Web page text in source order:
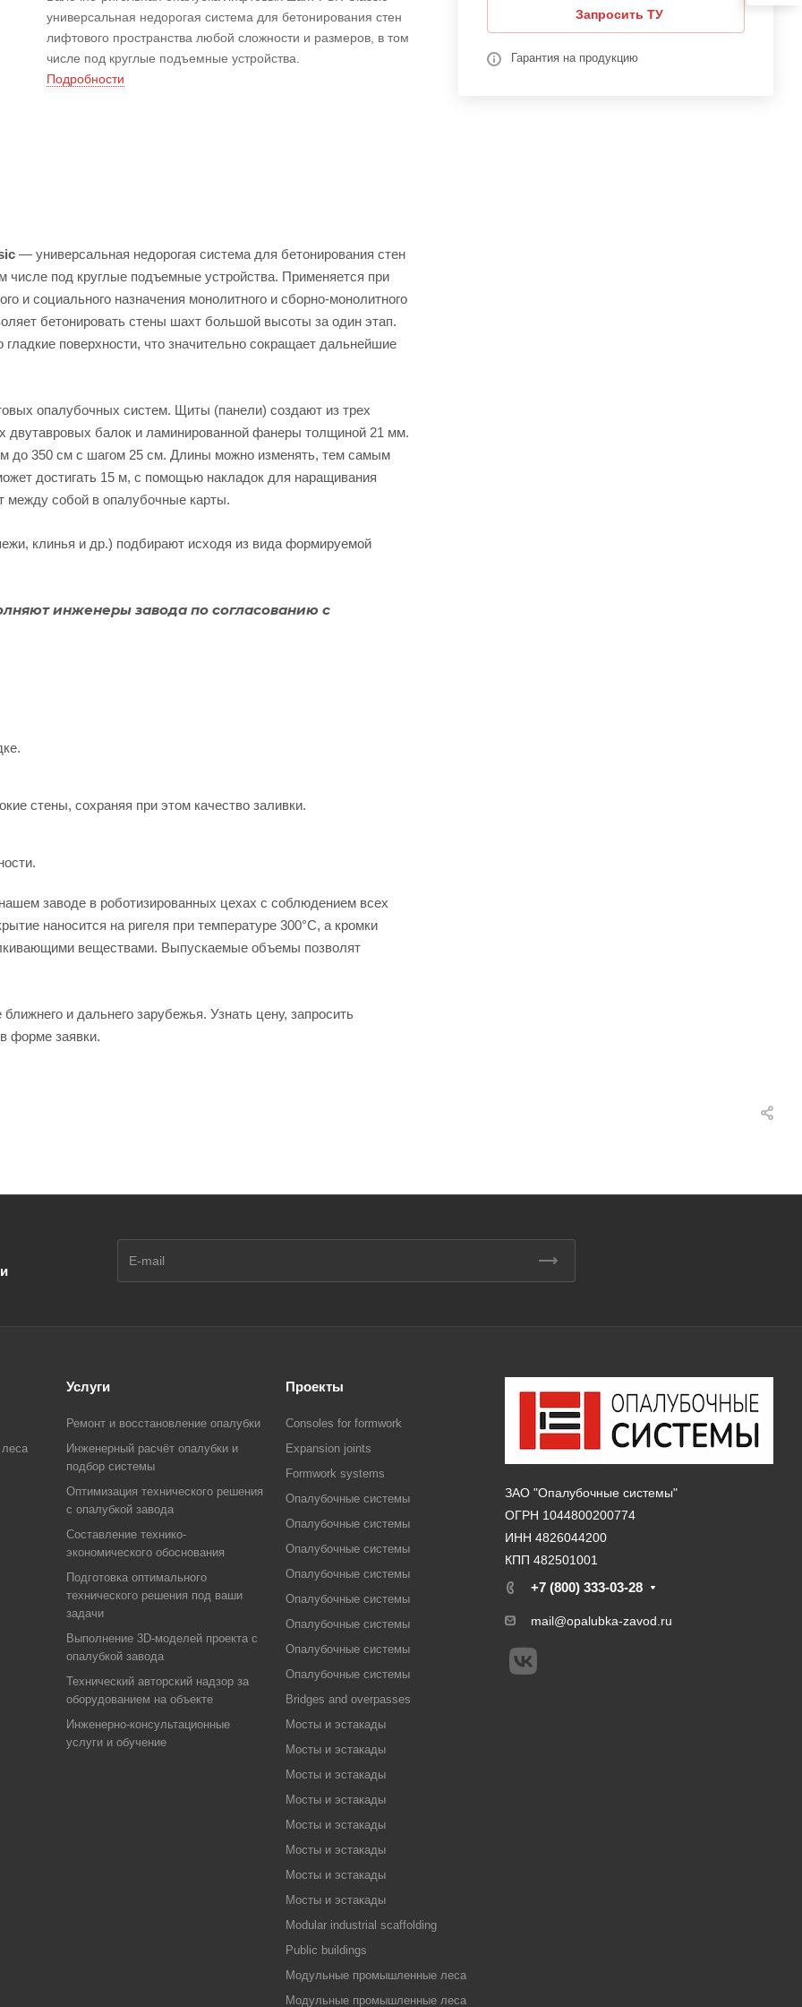
Запросить ТУ
Гарантия на продукцию
универсальная недорогая система для бетонирования стен
лифтового пространства любой сложности и размеров, в том
числе под круглые подъемные устройства.
Подробности
— универсальная недорогая система для бетонирования стен
числе под круглые подъемные устройства. Применяется при
и социального назначения монолитного и сборно-монолитного
бетонировать стены шахт большой высоты за один этап.
поверхности, что значительно сокращает дальнейшие
опалубочных систем. Щиты (панели) создают из трех
двутавровых балок и ламинированной фанеры толщиной 21 мм.
до 350 см с шагом 25 см. Длины можно изменять, тем самым
достигать 15 м, с помощью накладок для наращивания
между собой в опалубочные карты.
клинья и др.) подбирают исходя из вида формируемой
инженеры завода по согласованию с
стены, сохраняя при этом качество заливки.
заводе в роботизированных цехах с соблюдением всех
наносится на ригеля при температуре 300°С, а кромки
веществами. Выпускаемые объемы позволят
и дальнего зарубежья. Узнать цену, запросить
форме заявки.
Услуги
Ремонт и восстановление опалубки
Инженерный расчёт опалубки и
подбор системы
Оптимизация технического решения
с опалубкой завода
Составление технико-
экономического обоснования
Подготовка оптимального
технического решения под ваши
задачи
Выполнение 3D-моделей проекта с
опалубкой завода
Технический авторский надзор за
оборудованием на объекте
Инженерно-консультационные
услуги и обучение
Проекты
Consoles for formwork
Expansion joints
Formwork systems
Опалубочные системы
Опалубочные системы
Опалубочные системы
Опалубочные системы
Опалубочные системы
Опалубочные системы
Опалубочные системы
Опалубочные системы
Bridges and overpasses
Мосты и эстакады
Мосты и эстакады
Мосты и эстакады
Мосты и эстакады
Мосты и эстакады
Мосты и эстакады
Мосты и эстакады
Мосты и эстакады
Modular industrial scaffolding
Public buildings
Модульные промышленные леса
Модульные промышленные леса
ЗАО "Опалубочные системы"
ОГРН 1044800200774
ИНН 4826044200
КПП 482501001
+7 (800) 333-03-28
mail@opalubka-zavod.ru